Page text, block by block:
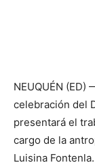
NEUQUÉN
celebración del
presentará el
cargo de la
Luisina Fontenla.